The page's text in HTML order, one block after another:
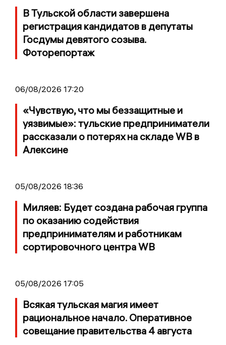
В Тульской области завершена
регистрация кандидатов в депутаты
Госдумы девятого созыва.
Фоторепортаж
06/08/2026 17:20
«Чувствую, что мы беззащитные и
уязвимые»: тульские предприниматели
рассказали о потерях на складе WB в
Алексине
05/08/2026 18:36
Миляев: Будет создана рабочая группа
по оказанию содействия
предпринимателям и работникам
сортировочного центра WB
05/08/2026 17:05
Всякая тульская магия имеет
рациональное начало. Оперативное
совещание правительства 4 августа